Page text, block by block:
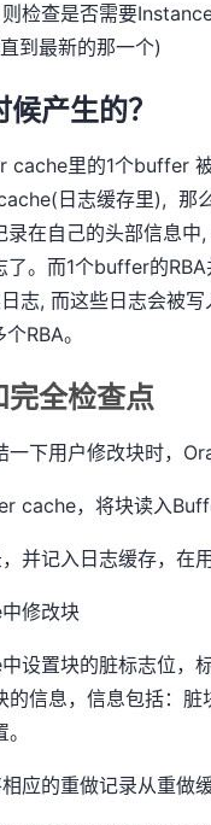
检查是否需要
到最新的那一个)
产生的？
里的1个buffer
日志缓存里), 那
录在自己的头部信息
了。而1个buffer的
志, 而这些日志会被
RBA。
完全检查点
下用户修改块时，
cache，将块读入
并记入日志缓存，在
修改块
设置块的脏标志位，
的信息，信息包括：
应的重做记录从重做